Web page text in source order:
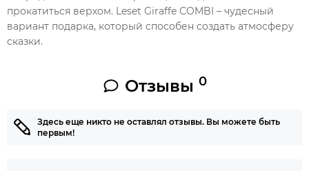
прокатиться верхом. Leset Giraffe COMBI – чудесный
вариант подарка, который способен создать атмосферу
сказки.
Отзывы0
Здесь еще никто не оставлял отзывы. Вы можете быть
первым!